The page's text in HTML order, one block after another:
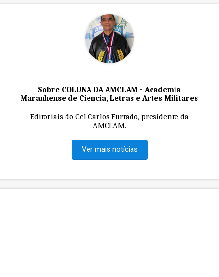
Sobre COLUNA DA AMCLAM - Academia
Maranhense de Ciencia, Letras e Artes Militares
Editoriais do Cel Carlos Furtado, presidente da
AMCLAM.
Ver mais notícias